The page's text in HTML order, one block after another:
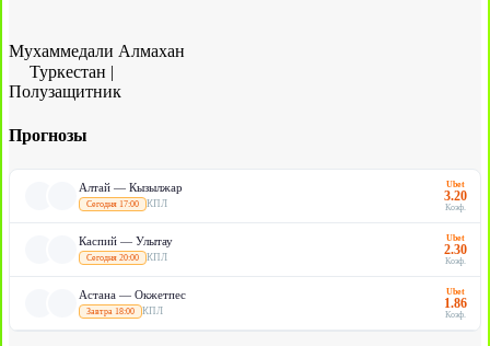
Мухаммедали Алмахан
Туркестан |
Полузащитник
Прогнозы
Алтай — Кызылжар
Сегодня 17:00 КПЛ
Ubet
3.20
Коэф.
Каспий — Улытау
Сегодня 20:00 КПЛ
Ubet
2.30
Коэф.
Астана — Окжетпес
Завтра 18:00 КПЛ
Ubet
1.86
Коэф.